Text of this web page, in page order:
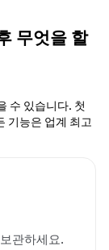
무엇을 할
수 있습니다. 첫
기능은 업계 최고
관하세요.